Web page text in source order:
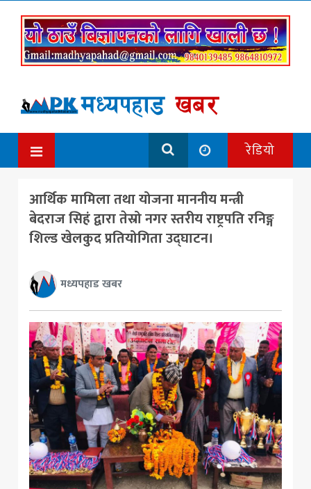
रेडियो
आर्थिक मामिला तथा योजना माननीय मन्त्री
बेदराज सिहं द्वारा तेस्रो नगर स्तरीय राष्ट्रपति रनिङ्ग
शिल्ड खेलकुद प्रतियोगिता उद्घाटन।
मध्यपहाड खबर